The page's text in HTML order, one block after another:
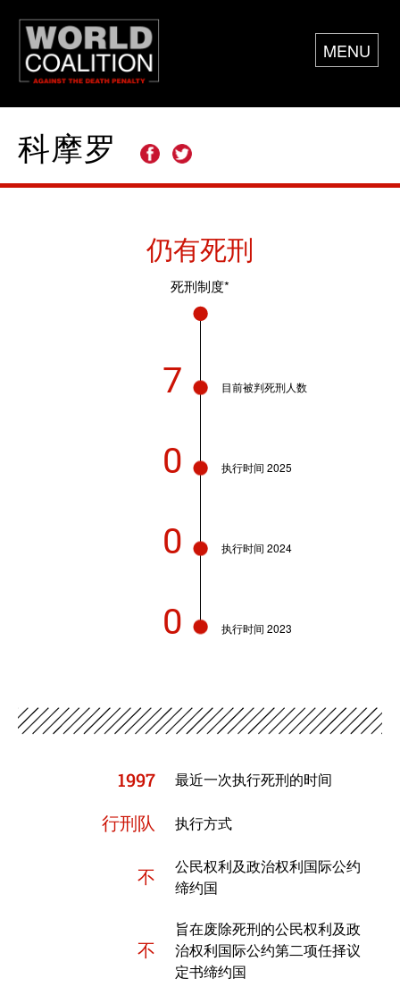
MENU
科摩罗
仍有死刑
死刑制度*
7 目前被判死刑人数
0 执行时间 2025
0 执行时间 2024
0 执行时间 2023
1997 最近一次执行死刑的时间
行刑队 执行方式
不
公民权利及政治权利国际公约
缔约国
不
旨在废除死刑的公民权利及政
治权利国际公约第二项任择议
定书缔约国